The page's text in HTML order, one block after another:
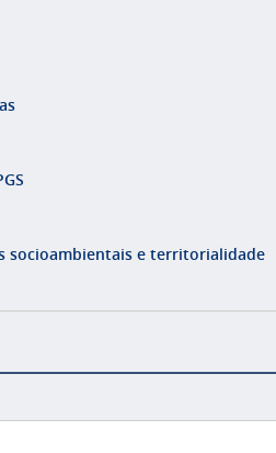
socioambientais e territorialidade